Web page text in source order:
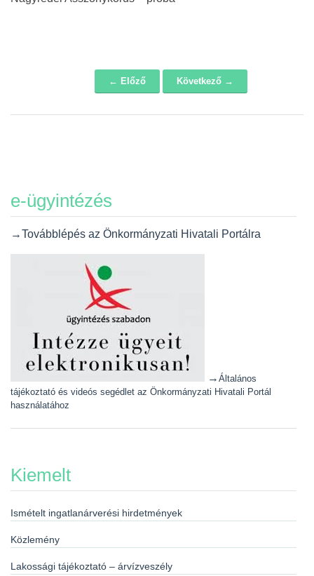
← Előző Következő →
e-ügyintézés
→Továbblépés az Önkormányzati Hivatali Portálra
→ Általános
tájékoztató és videós segédlet az Önkormányzati Hivatali Portál
használatához
Kiemelt
Ismételt ingatlanárverési hirdetmények
Közlemény
Lakossági tájékoztató – árvízveszély